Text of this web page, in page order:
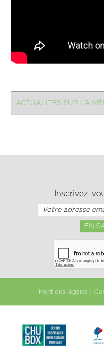
ACTUALITÉS SUR LA
Inscrivez-
EN
Mentions légales